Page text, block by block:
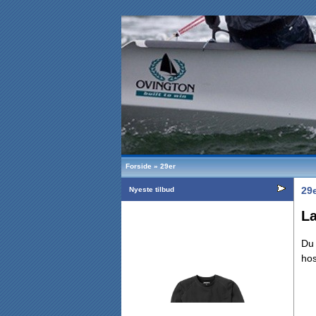
Forside » 29er
Nyeste tilbud